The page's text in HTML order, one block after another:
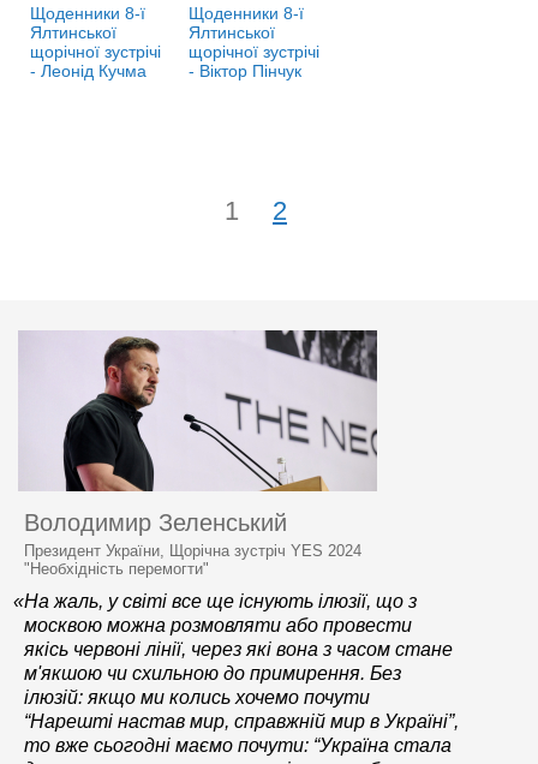
Щоденники 8-ї
Ялтинської
щорічної зустрічі
- Леонід Кучма
Щоденники 8-ї
Ялтинської
щорічної зустрічі
- Віктор Пінчук
1 2
Володимир Зеленський
Президент України, Щорічна зустріч YES 2024
"Необхідність перемогти"
«На жаль, у світі все ще існують ілюзії, що з
москвою можна розмовляти або провести
якісь червоні лінії, через які вона з часом стане
м'якшою чи схильною до примирення. Без
ілюзій: якщо ми колись хочемо почути
“Нарешті настав мир, справжній мир в Україні”,
то вже сьогодні маємо почути: “Україна стала